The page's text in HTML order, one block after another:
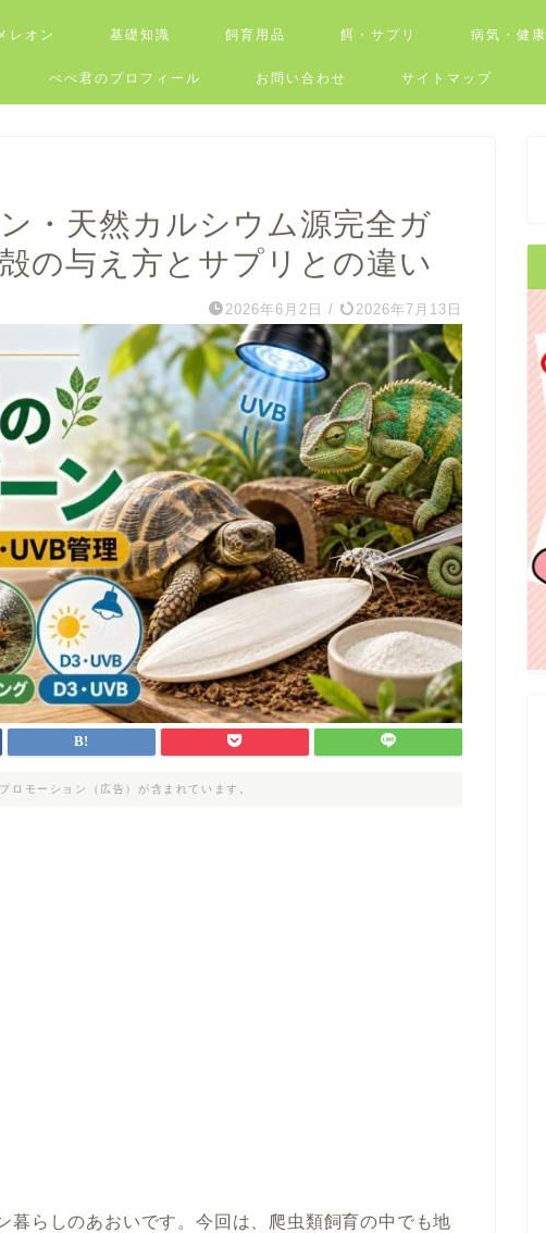
レオン 基礎知識 飼育用品 餌・サプリ 病気・健康
ぺぺ君のプロフィール お問い合わせ サイトマップ
・天然カルシウム源完全ガ
の与え方とサプリとの違い
2026年6月2日 / 2026年7月13日
ロモーション（広告）が含まれています。
暮らしのあおいです。今回は、爬虫類飼育の中でも地